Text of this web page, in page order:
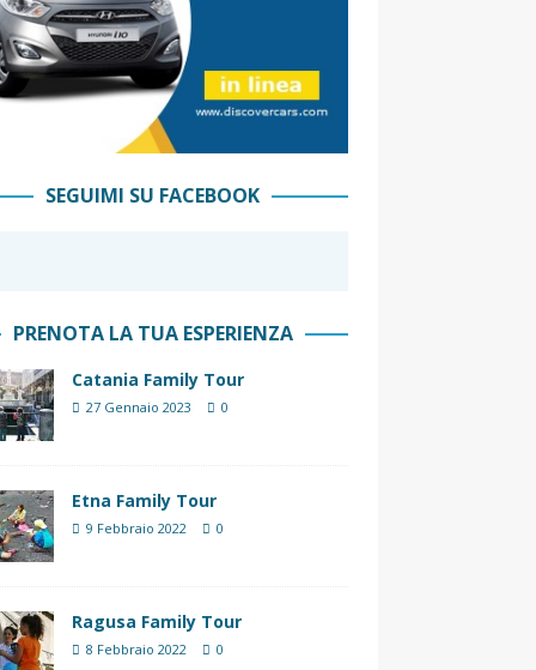
SEGUIMI SU FACEBOOK
PRENOTA LA TUA ESPERIENZA
Catania Family Tour
27 Gennaio 2023 0
Etna Family Tour
9 Febbraio 2022 0
Ragusa Family Tour
8 Febbraio 2022 0